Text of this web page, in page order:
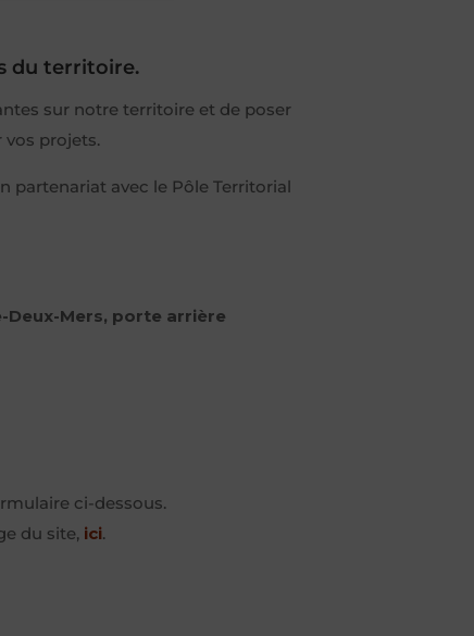
du territoire.
sur notre territoire et de poser
projets.
partenariat avec le Pôle Territorial
Deux-Mers, porte arrière
ci-dessous.
du site, ici.